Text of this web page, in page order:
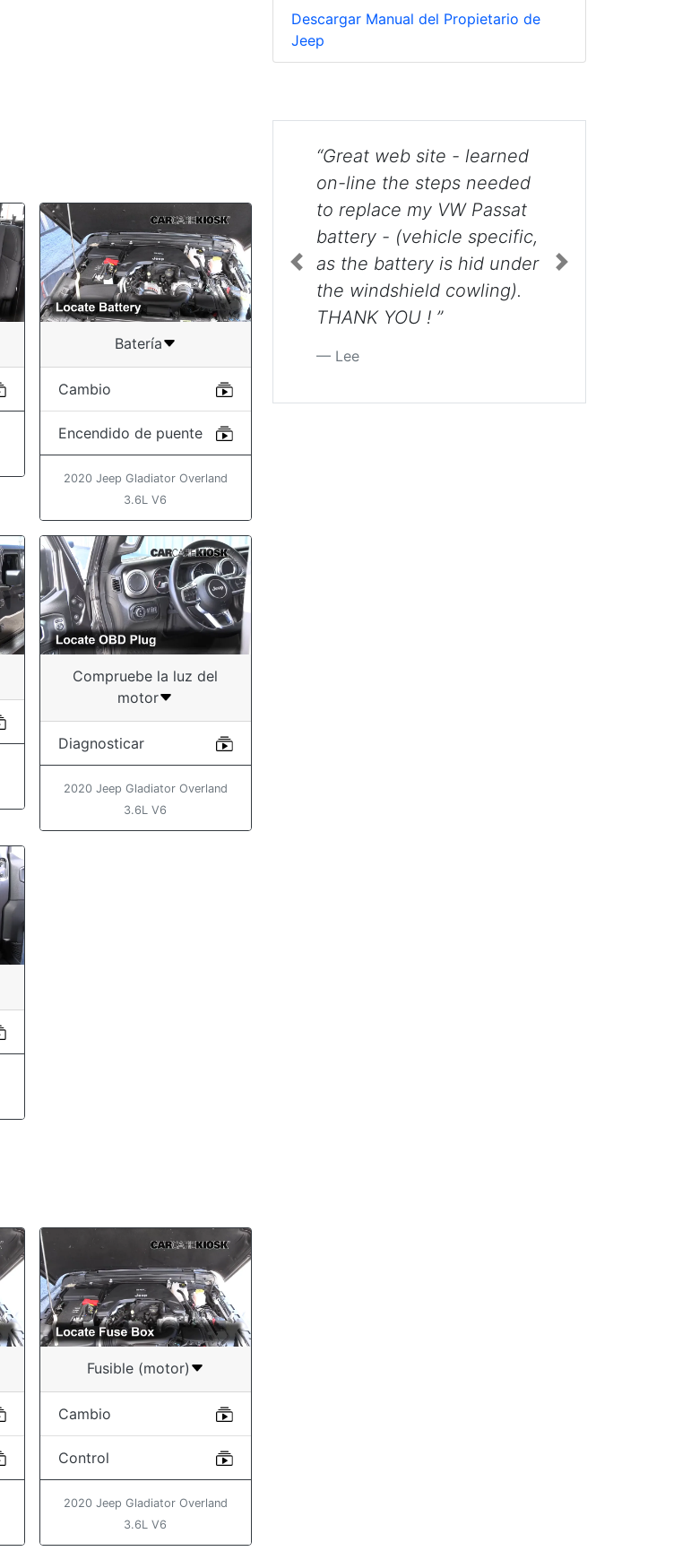
Batería
Cambio
Encendido de puente
2020 Jeep Gladiator Overland
3.6L V6
Compruebe la luz del
motor
Diagnosticar
2020 Jeep Gladiator Overland
3.6L V6
Fusible (motor)
Cambio
Control
2020 Jeep Gladiator Overland
3.6L V6
Descargar Manual del Propietario de
Jeep
“I'm a mechanic, and have
been working on cars for
about 20 years. When I
have to go and do a bulb
and or lens replacement,
you guys are a god sent.
Thanks for all your help. I
appreciating the little